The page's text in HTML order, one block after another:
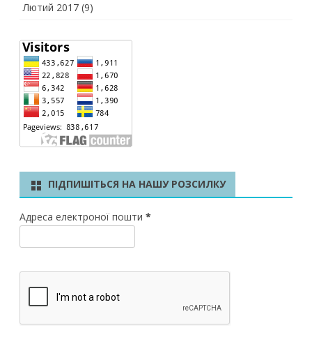
Лютий 2017 (9)
ПІДПИШІТЬСЯ НА НАШУ РОЗСИЛКУ
Адреса електроної пошти *